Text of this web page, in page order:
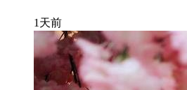
1天前